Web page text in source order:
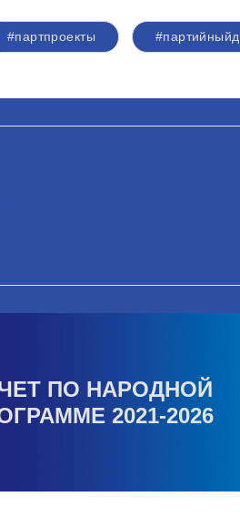
#партпроекты
ПО НАРОДНОЙ
2021-2026